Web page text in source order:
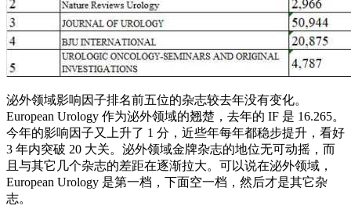
泌外领域影响因子排名前五位的杂志较去年没有变化。
European Urology 作为泌外领域的翘楚，去年的 IF 是 16.265。
今年的影响因子又上升了 1 分，近些年每年都稳步提升，看好
3 年内突破 20 大关。泌外领域金牌杂志的地位无可动摇，而
且与其它几个杂志的差距在逐渐拉大。可以说在泌外领域，
European Urology 是第一档，下面空一档，然后才是其它杂
志。